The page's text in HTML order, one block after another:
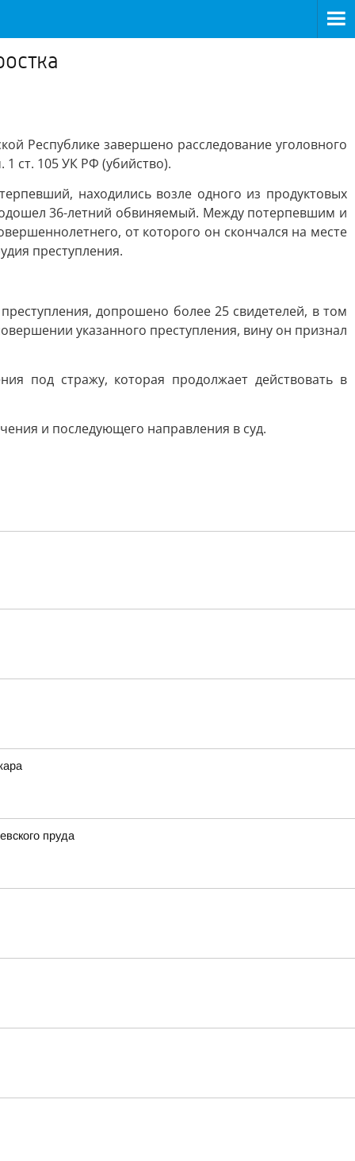
Республике завершено расследование уголовного
ст. 105 УК РФ (убийство).
находились возле одного из продуктовых
36-летний обвиняемый. Между потерпевшим и
от которого он скончался на месте
преступления.
допрошено более 25 свидетелей, в том
указанного преступления, вину он признал
под стражу, которая продолжает действовать в
и последующего направления в суд.
пруда